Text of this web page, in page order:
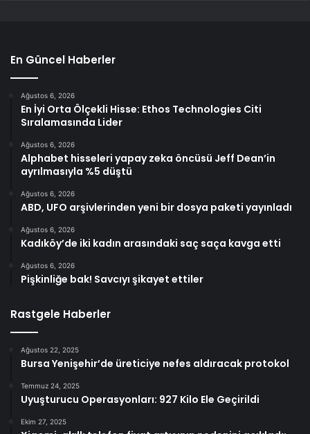
En Güncel Haberler
Ağustos 6, 2026
En İyi Orta Ölçekli Hisse: Ethos Technologies Citi
Sıralamasında Lider
Ağustos 6, 2026
Alphabet hisseleri yapay zeka öncüsü Jeff Dean’in
ayrılmasıyla %5 düştü
Ağustos 6, 2026
ABD, UFO arşivlerinden yeni bir dosya paketi yayınladı
Ağustos 6, 2026
Kadıköy’de iki kadın arasındaki saç saça kavga etti
Ağustos 6, 2026
Pişkinliğe bak! Savcıyı şikayet ettiler
Rastgele Haberler
Ağustos 22, 2025
Bursa Yenişehir’de üreticiye nefes aldıracak protokol
Temmuz 24, 2025
Uyuşturucu Operasyonları: 927 Kilo Ele Geçirildi
Ekim 27, 2025